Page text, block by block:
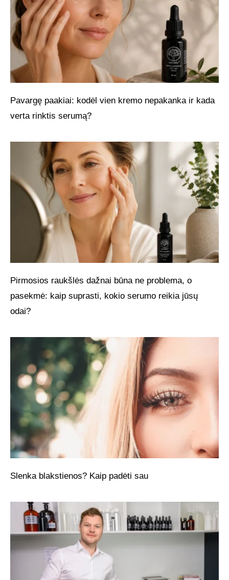
Pavargę paakiai: kodėl vien kremo nepakanka ir kada
verta rinktis serumą?
Pirmosios raukšlės dažnai būna ne problema, o
pasekmė: kaip suprasti, kokio serumo reikia jūsų
odai?
Slenka blakstienos? Kaip padėti sau